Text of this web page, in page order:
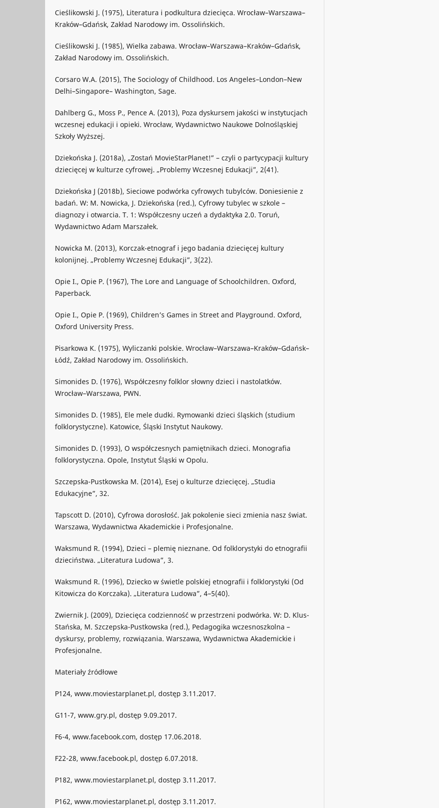
Cieślikowski J. (1975), Literatura i podkultura dziecięca. Wrocław–Warszawa–
Kraków–Gdańsk, Zakład Narodowy im. Ossolińskich.
Cieślikowski J. (1985), Wielka zabawa. Wrocław–Warszawa–Kraków–Gdańsk,
Zakład Narodowy im. Ossolińskich.
Corsaro W.A. (2015), The Sociology of Childhood. Los Angeles–London–New
Delhi–Singapore– Washington, Sage.
Dahlberg G., Moss P., Pence A. (2013), Poza dyskursem jakości w instytucjach
wczesnej edukacji i opieki. Wrocław, Wydawnictwo Naukowe Dolnośląskiej
Szkoły Wyższej.
Dziekońska J. (2018a), „Zostań MovieStarPlanet!” – czyli o partycypacji kultury
dziecięcej w kulturze cyfrowej. „Problemy Wczesnej Edukacji”, 2(41).
Dziekońska J (2018b), Sieciowe podwórka cyfrowych tubylców. Doniesienie z
badań. W: M. Nowicka, J. Dziekońska (red.), Cyfrowy tubylec w szkole –
diagnozy i otwarcia. T. 1: Współczesny uczeń a dydaktyka 2.0. Toruń,
Wydawnictwo Adam Marszałek.
Nowicka M. (2013), Korczak-etnograf i jego badania dziecięcej kultury
kolonijnej. „Problemy Wczesnej Edukacji”, 3(22).
Opie I., Opie P. (1967), The Lore and Language of Schoolchildren. Oxford,
Paperback.
Opie I., Opie P. (1969), Children’s Games in Street and Playground. Oxford,
Oxford University Press.
Pisarkowa K. (1975), Wyliczanki polskie. Wrocław–Warszawa–Kraków–Gdańsk–
Łódź, Zakład Narodowy im. Ossolińskich.
Simonides D. (1976), Współczesny folklor słowny dzieci i nastolatków.
Wrocław–Warszawa, PWN.
Simonides D. (1985), Ele mele dudki. Rymowanki dzieci śląskich (studium
folklorystyczne). Katowice, Śląski Instytut Naukowy.
Simonides D. (1993), O współczesnych pamiętnikach dzieci. Monografia
folklorystyczna. Opole, Instytut Śląski w Opolu.
Szczepska-Pustkowska M. (2014), Esej o kulturze dziecięcej. „Studia
Edukacyjne”, 32.
Tapscott D. (2010), Cyfrowa dorosłość. Jak pokolenie sieci zmienia nasz świat.
Warszawa, Wydawnictwa Akademickie i Profesjonalne.
Waksmund R. (1994), Dzieci – plemię nieznane. Od folklorystyki do etnografii
dzieciństwa. „Literatura Ludowa”, 3.
Waksmund R. (1996), Dziecko w świetle polskiej etnografii i folklorystyki (Od
Kitowicza do Korczaka). „Literatura Ludowa”, 4–5(40).
Zwiernik J. (2009), Dziecięca codzienność w przestrzeni podwórka. W: D. Klus-
Stańska, M. Szczepska-Pustkowska (red.), Pedagogika wczesnoszkolna –
dyskursy, problemy, rozwiązania. Warszawa, Wydawnictwa Akademickie i
Profesjonalne.
Materiały źródłowe
P124, www.moviestarplanet.pl, dostęp 3.11.2017.
G11-7, www.gry.pl, dostęp 9.09.2017.
F6-4, www.facebook.com, dostęp 17.06.2018.
F22-28, www.facebook.pl, dostęp 6.07.2018.
P182, www.moviestarplanet.pl, dostęp 3.11.2017.
P162, www.moviestarplanet.pl, dostęp 3.11.2017.